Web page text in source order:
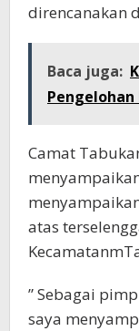
direncanakan
Baca juga:
Camat
atas
” Sebagai
saya